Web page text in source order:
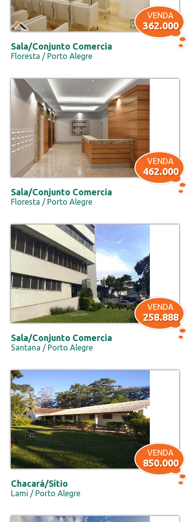
VENDA
362.000
Sala/Conjunto Comercia
Floresta / Porto Alegre
VENDA
462.000
Sala/Conjunto Comercia
Floresta / Porto Alegre
VENDA
258.888
Sala/Conjunto Comercia
Santana / Porto Alegre
VENDA
850.000
Chacará/Sítio
Lami / Porto Alegre